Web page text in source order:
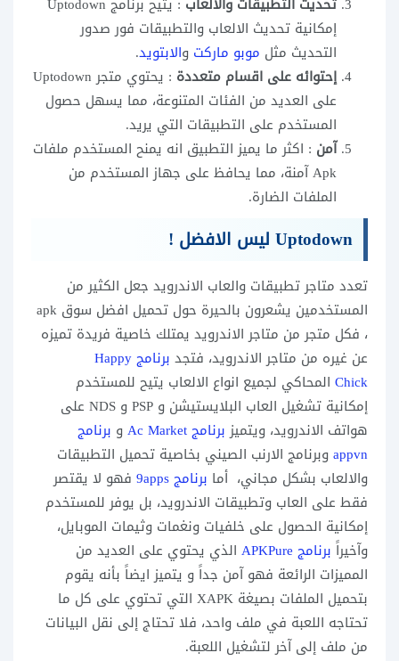
إمكانية تحديث الالعاب والتطبيقات فور صدور
التحديث مثل موبو ماركت والابتويد.
إحتوائه على اقسام متعددة
: يحتوي متجر Uptodown
على العديد من الفئات المتنوعة، مما يسهل حصول
المستخدم على التطبيقات التي يريد.
آمن : اكثر ما يميز التطبيق انه يمنح المستخدم ملفات
Apk آمنة، مما يحافظ على جهاز المستخدم من
الملفات الضارة.
Uptodown ليس الافضل !
تعدد متاجر تطبيقات والعاب الاندرويد جعل الكثير من
المستخدمين يشعرون بالحيرة حول تحميل افضل سوق apk
، فكل متجر من متاجر الاندرويد يمتلك خاصية فريدة تميزه
عن غيره من متاجر الاندرويد، فتجد برنامجHappy
Chick المحاكي لجميع انواع الالعاب يتيح للمستخدم
إمكانية تشغيل العاب البلايستيشن و PSP و NDS على
هواتف الاندرويد، ويتميز برنامج Ac Market و برنامج
appvnوبرنامج الارنب الصيني بخاصية تحميل التطبيقات
والالعاب بشكل مجاني، أما برنامج 9apps
فهو لا يقتصر
فقط على العاب وتطبيقات الاندرويد، بل يوفر للمستخدم
إمكانية الحصول على خلفيات ونغمات وثيمات الموبايل،
وآخيراً برنامج APKPure
الذي يحتوي على العديد من
المميزات الرائعة فهو آمن جداً و يتميز ايضاً بأنه يقوم
بتحميل الملفات بصيغة XAPK التي تحتوي على كل ما
تحتاجه اللعبة في ملف واحد، فلا تحتاج إلى نقل البيانات
من ملف إلى آخر لتشغيل اللعبة.